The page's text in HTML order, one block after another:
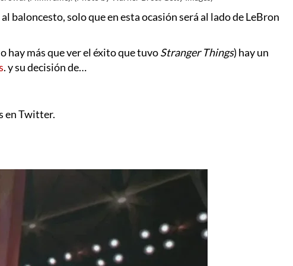
baloncesto, solo que en esta ocasión será al lado de LeBron
hay más que ver el éxito que tuvoStranger Things) hay un
. y su decisión de…
en Twitter.